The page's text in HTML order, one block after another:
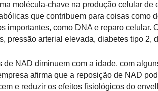
molécula-chave na produção celular
que contribuem para coisas como
importantes, como DNA e reparo
pressão arterial elevada, diabetes tipo 2,
de NAD diminuem com a idade, com
afirma que a reposição de NAD
e reduzir os efeitos fisiológicos do